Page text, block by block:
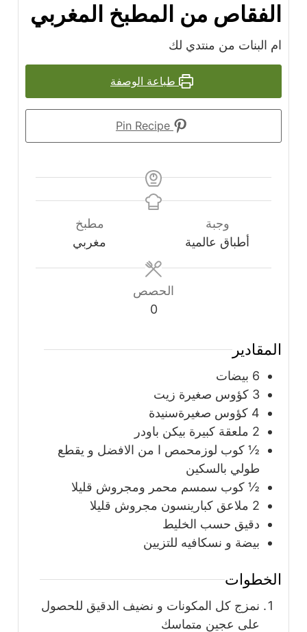
الفقاص من المطبخ المغربي
ام البنات من منتدي لك
طباعة الوصفة
Pin Recipe
وجبة
أطباق عالمية
مطبخ
مغربي
الحصص
0
المقادير
6 بيضات
3 كؤوس صغيرة زيت
4 كؤوس صغيرةسنيدة
2 ملعقة كبيرة بيكن باودر
½ كوب لوزمحمص ا من الافضل و يقطع
طولي بالسكين
½ كوب سمسم محمر ومجروش قليلا
2 ملاعق كبارينسون مجروش قليلا
دقيق حسب الخليط
بيضة و نسكافيه للتزيين
الخطوات
نمزج كل المكونات و نضيف الدقيق للحصول
على عجين متماسك